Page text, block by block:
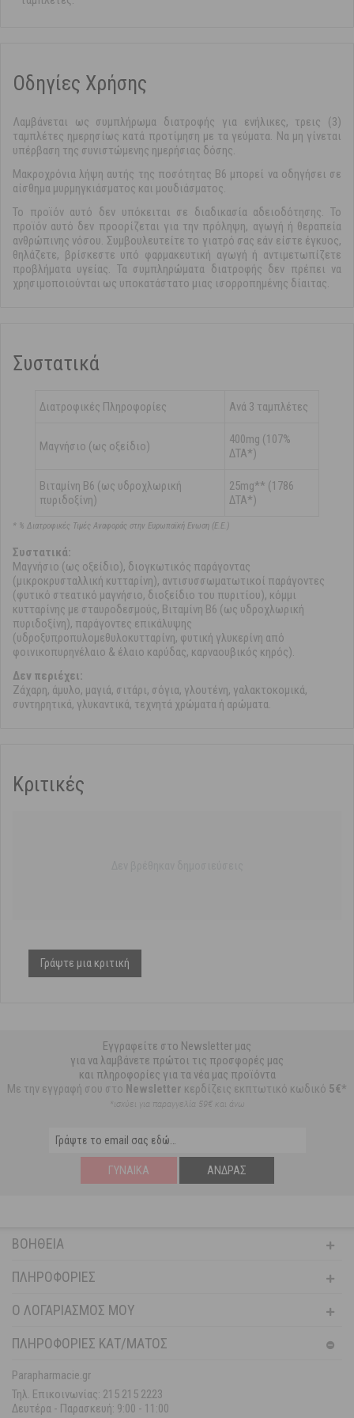
Οδηγίες Χρήσης
Λαμβάνεται ως συμπλήρωμα διατροφής για ενήλικες, τρεις (3)
ταμπλέτες ημερησίως κατά προτίμηση με τα γεύματα. Να μη γίνεται
υπέρβαση της συνιστώμενης ημερήσιας δόσης.
Μακροχρόνια λήψη αυτής της ποσότητας Β6 μπορεί να οδηγήσει σε
αίσθημα μυρμηγκιάσματος και μουδιάσματος.
Το προϊόν αυτό δεν υπόκειται σε διαδικασία αδειοδότησης. Το
προϊόν αυτό δεν προορίζεται για την πρόληψη, αγωγή ή θεραπεία
ανθρώπινης νόσου. Συμβουλευτείτε το γιατρό σας εάν είστε έγκυος,
θηλάζετε, βρίσκεστε υπό φαρμακευτική αγωγή ή αντιμετωπίζετε
προβλήματα υγείας. Τα συμπληρώματα διατροφής δεν πρέπει να
χρησιμοποιούνται ως υποκατάστατο μιας ισορροπημένης δίαιτας.
Συστατικά
Διατροφικές Πληροφορίες Ανά 3 ταμπλέτες
Μαγνήσιο (ως οξείδιο)
400mg (107%
ΔΤΑ*)
Βιταμίνη Β6 (ως υδροχλωρική
πυριδοξίνη)
25mg** (1786
ΔΤΑ*)
* % Διατροφικές Τιμές Αναφοράς στην Ευρωπαϊκή Ενωση (Ε.Ε.)
Συστατικά:
Μαγνήσιο (ως οξείδιο), διογκωτικός παράγοντας
(μικροκρυσταλλική κυτταρίνη), αντισυσσωματωτικοί παράγοντες
(φυτικό στεατικό μαγνήσιο, διοξείδιο του πυριτίου), κόμμι
κυτταρίνης με σταυροδεσμούς, Βιταμίνη Β6 (ως υδροχλωρική
πυριδοξίνη), παράγοντες επικάλυψης
(υδροξυπροπυλομεθυλοκυτταρίνη, φυτική γλυκερίνη από
φοινικοπυρηνέλαιο & έλαιο καρύδας, καρναουβικός κηρός).
Δεν περιέχει:
Ζάχαρη, άμυλο, μαγιά, σιτάρι, σόγια, γλουτένη, γαλακτοκομικά,
συντηρητικά, γλυκαντικά, τεχνητά χρώματα ή αρώματα.
Κριτικές
Γράψτε μια κριτική
Εγγραφείτε στο Newsletter μας
για να λαμβάνετε πρώτοι τις προσφορές μας
και πληροφορίες για τα νέα μας προϊόντα
Με την εγγραφή σου στο Newsletter κερδίζεις εκπτωτικό κωδικό 5€*
*ισχύει για παραγγελία 59€ και άνω
ΓΥΝΑΊΚΑ ΆΝΔΡΑΣ
ΒΟΉΘΕΙΑ
ΠΛΗΡΟΦΟΡΊΕΣ
Ο ΛΟΓΑΡΙΑΣΜΌΣ ΜΟΥ
ΠΛΗΡΟΦΟΡΙΕΣ ΚΑΤ/ΜΑΤΟΣ
Parapharmacie.gr
Τηλ. Επικοινωνίας: 215 215 2223
Δευτέρα - Παρασκευή: 9:00 - 11:00